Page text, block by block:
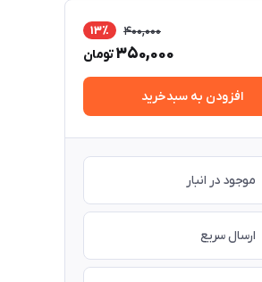
400,000 13٪
350,000تومان
افزودن به سبدخرید
موجود در انبار
ارسال سریع